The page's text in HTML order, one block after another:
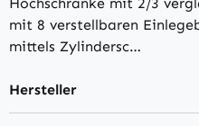
mit 8 verstellbaren
mittels Zylindersc…
Hersteller